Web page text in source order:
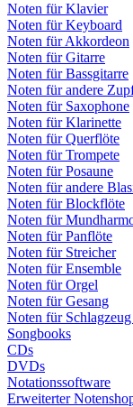
Noten für Klavier
Noten für Keyboard
Noten für Akkordeon
Noten für Gitarre
Noten für Bassgitarre
Noten für andere
Noten für Saxophone
Noten für Klarinette
Noten für Querflöte
Noten für Trompete
Noten für Posaune
Noten für andere
Noten für Blockflöte
Noten für
Noten für Panflöte
Noten für Streicher
Noten für Ensemble
Noten für Orgel
Noten für Gesang
Noten für
Songbooks
CDs
DVDs
Notationssoftware
Erweiterter